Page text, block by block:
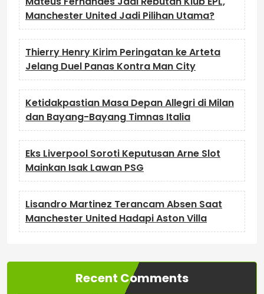
Manchester United Jadi Pilihan Utama?
Thierry Henry Kirim Peringatan ke Arteta
Jelang Duel Panas Kontra Man City
Ketidakpastian Masa Depan Allegri di Milan
dan Bayang-Bayang Timnas Italia
Eks Liverpool Soroti Keputusan Arne Slot
Mainkan Isak Lawan PSG
Lisandro Martinez Terancam Absen Saat
Manchester United Hadapi Aston Villa
Recent Comments